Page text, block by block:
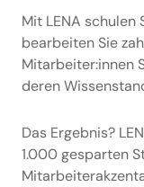
Mit LENA schulen
bearbeiten Sie
Mitarbeiter:innen
deren
Das Ergebnis?
1.000 gesparten